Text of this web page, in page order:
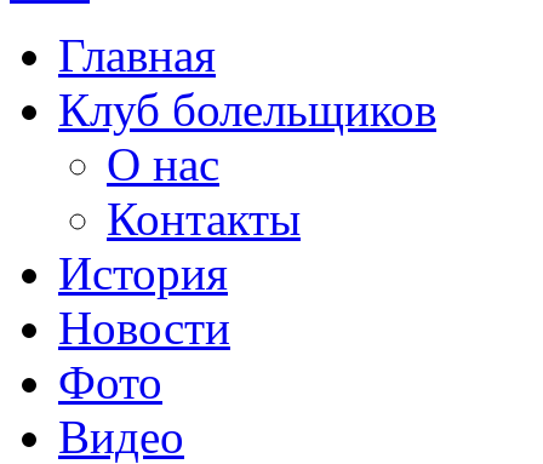
Главная
Клуб болельщиков
О нас
Контакты
История
Новости
Фото
Видео